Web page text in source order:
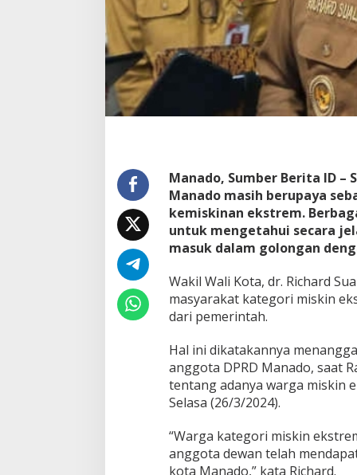
l
a
t
o
r
T
n
g
W
a
r
g
a
M
s
k
i
k
s
t
r
T
i
d
Manado, Sumber Berita ID
Manado masih berupaya
kemiskinan ekstrem.
untuk mengetahui secara
masuk dalam golongan
Wakil Wali Kota, dr. Richard
masyarakat kategori miskin
dari pemerintah.
Hal ini dikatakannya
anggota DPRD Manado, saat
tentang adanya warga miskin
Selasa (26/3/2024).
“Warga kategori miskin
anggota dewan telah
kota Manado,” kata Richard.